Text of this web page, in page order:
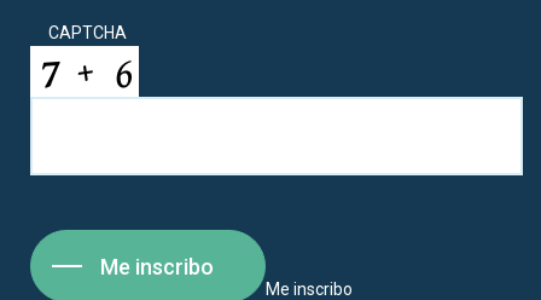
CAPTCHA
Me inscribo
Me inscribo